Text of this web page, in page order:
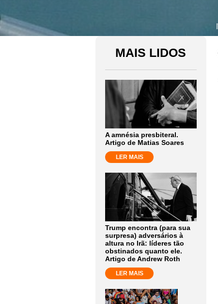
MAIS LIDOS
A amnésia presbiteral.
Artigo de Matias Soares
LER MAIS
Trump encontra (para sua
surpresa) adversários à
altura no Irã: líderes tão
obstinados quanto ele.
Artigo de Andrew Roth
LER MAIS